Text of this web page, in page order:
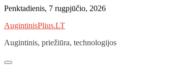
Skip
content
Penktadienis, 7 rugpjūčio, 2026
AugintinisPlius.LT
Augintinis, priežiūra, technologijos